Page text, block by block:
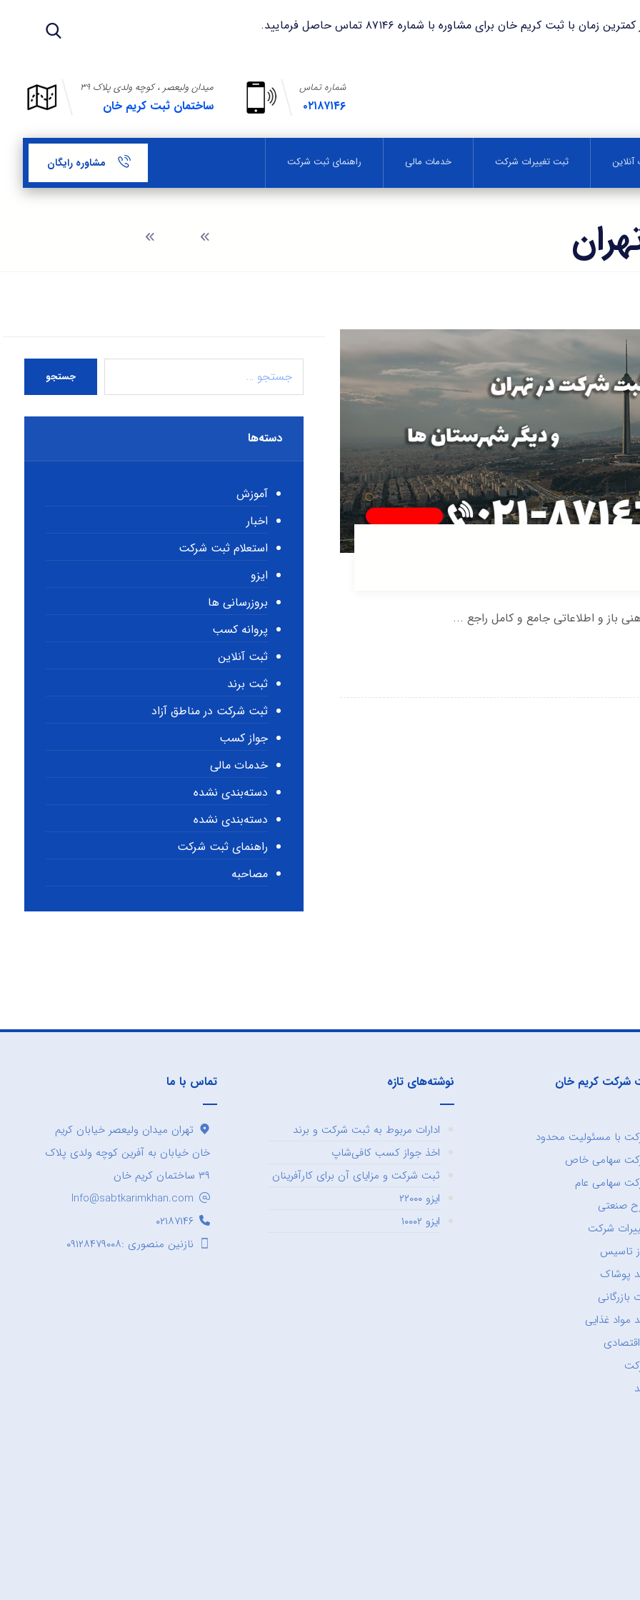
کریم خان برای مشاوره با شماره ۸۷۱۴۶ تماس حاصل فرمایید.
میدان ولیعصر ، کوچه ولدی پلاک ۳۹
ساختمان ثبت کریم خان
شماره تماس
۰۲۱۸۷۱۴۶
ثبت تغییرات شرکت خدمات مالی راهنمای ثبت شرکت مشاوره رایگان
باز و اطلاعاتی جامع و کامل راجع ...
جستجو
دسته‌ها
آموزش
اخبار
استعلام ثبت شرکت
ایزو
بروزرسانی ها
پروانه کسب
ثبت آنلاین
ثبت برند
ثبت شرکت در مناطق آزاد
جواز کسب
خدمات مالی
دسته‌بندی نشده
دسته‌بندی نشده
راهنمای ثبت شرکت
مصاحبه
شرکت کریم خان
با مسئولیت محدود
سهامی خاص
سهامی عام
صنعتی
شرکت
تاسیس
پوشاک
بازرگانی
مواد غذایی
نوشته‌های تازه
ادارات مربوط به ثبت شرکت و برند
اخذ جواز کسب کافی‌شاپ
ثبت شرکت و مزایای آن برای کارآفرینان
ایزو ۲۲۰۰۰
ایزو ۱۰۰۰۲
تماس با ما
تهران میدان ولیعصر خیابان کریم
خان خیابان به آفرین کوچه ولدی پلاک
۳۹ ساختمان کریم خان
Info@sabtkarimkhan.com
۰۲۱۸۷۱۴۶
نازنین منصوری :۰۹۱۲۸۴۷۹۰۰۸